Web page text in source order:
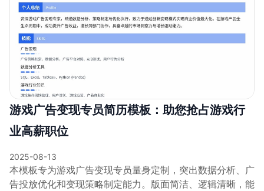
游戏广告变现专员简历模板：助您抢占游戏行
业高薪职位
2025-08-13
本模板专为游戏广告变现专员量身定制，突出数据分析、广
告投放优化和变现策略制定能力。版面简洁、逻辑清晰，能